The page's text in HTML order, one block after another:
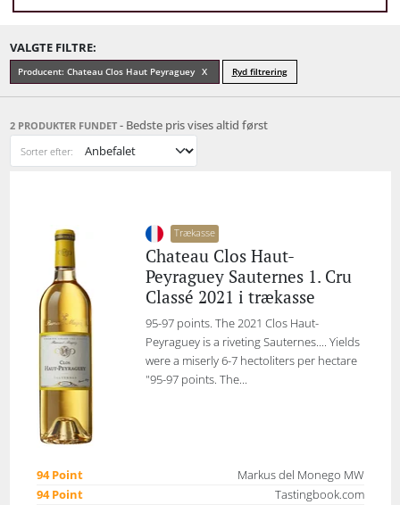
VALGTE FILTRE:
Producent: Chateau Clos Haut Peyraguey Ryd filtrering
2 PRODUKTER FUNDET - Bedste pris vises altid først
Sorter efter:
Trækasse
Chateau Clos Haut-
Peyraguey Sauternes 1. Cru
Classé 2021 i trækasse
95-97 points. The 2021 Clos Haut-
Peyraguey is a riveting Sauternes.... Yields
were a miserly 6-7 hectoliters per hectare
"95-97 points. The...
94 Point
Markus del Monego MW
94 Point
Tastingbook.com